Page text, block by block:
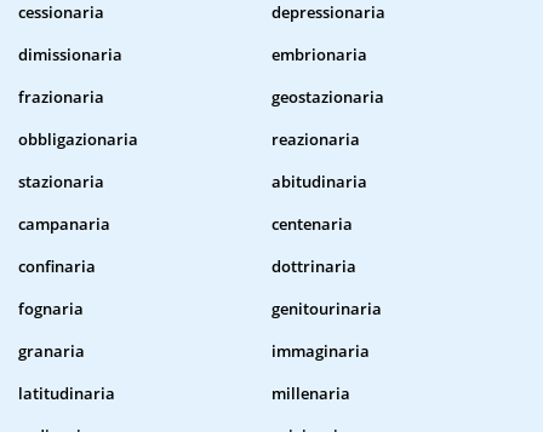
cessionaria
depressionaria
dimissionaria
embrionaria
frazionaria
geostazionaria
obbligazionaria
reazionaria
stazionaria
abitudinaria
campanaria
centenaria
confinaria
dottrinaria
fognaria
genitourinaria
granaria
immaginaria
latitudinaria
millenaria